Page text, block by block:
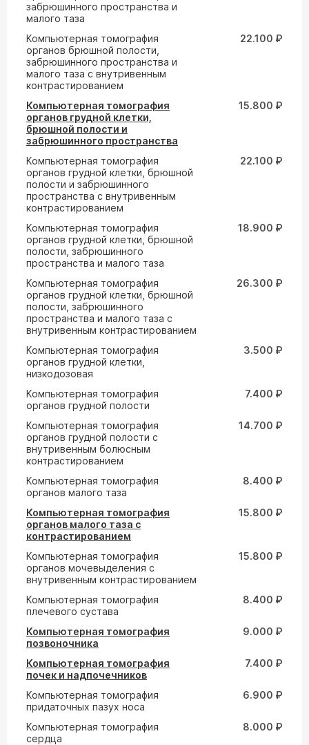
забрюшинного пространства и
малого таза
Компьютерная томография
органов брюшной полости,
забрюшинного пространства и
малого таза с внутривенным
контрастированием
22.100 ₽
Компьютерная томография
органов грудной клетки,
брюшной полости и
забрюшинного пространства
15.800 ₽
Компьютерная томография
органов грудной клетки, брюшной
полости и забрюшинного
пространства с внутривенным
контрастированием
22.100 ₽
Компьютерная томография
органов грудной клетки, брюшной
полости, забрюшинного
пространства и малого таза
18.900 ₽
Компьютерная томография
органов грудной клетки, брюшной
полости, забрюшинного
пространства и малого таза с
внутривенным контрастированием
26.300 ₽
Компьютерная томография
органов грудной клетки,
низкодозовая
3.500 ₽
Компьютерная томография
органов грудной полости
7.400 ₽
Компьютерная томография
органов грудной полости с
внутривенным болюсным
контрастированием
14.700 ₽
Компьютерная томография
органов малого таза
8.400 ₽
Компьютерная томография
органов малого таза с
контрастированием
15.800 ₽
Компьютерная томография
органов мочевыделения с
внутривенным контрастированием
15.800 ₽
Компьютерная томография
плечевого сустава
8.400 ₽
Компьютерная томография
позвоночника
9.000 ₽
Компьютерная томография
почек и надпочечников
7.400 ₽
Компьютерная томография
придаточных пазух носа
6.900 ₽
Компьютерная томография
сердца
8.000 ₽